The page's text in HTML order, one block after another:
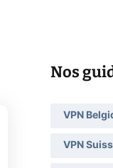
Nos
VPN
VPN